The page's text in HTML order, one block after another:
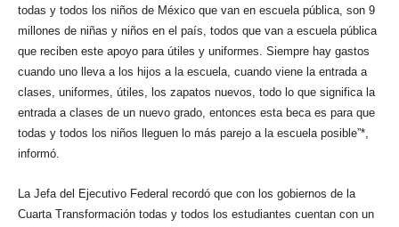
todas y todos los niños de México que van en escuela pública, son 9
millones de niñas y niños en el país, todos que van a escuela pública
que reciben este apoyo para útiles y uniformes. Siempre hay gastos
cuando uno lleva a los hijos a la escuela, cuando viene la entrada a
clases, uniformes, útiles, los zapatos nuevos, todo lo que significa la
entrada a clases de un nuevo grado, entonces esta beca es para que
todas y todos los niños lleguen lo más parejo a la escuela posible”*,
informó.
La Jefa del Ejecutivo Federal recordó que con los gobiernos de la
Cuarta Transformación todas y todos los estudiantes cuentan con un